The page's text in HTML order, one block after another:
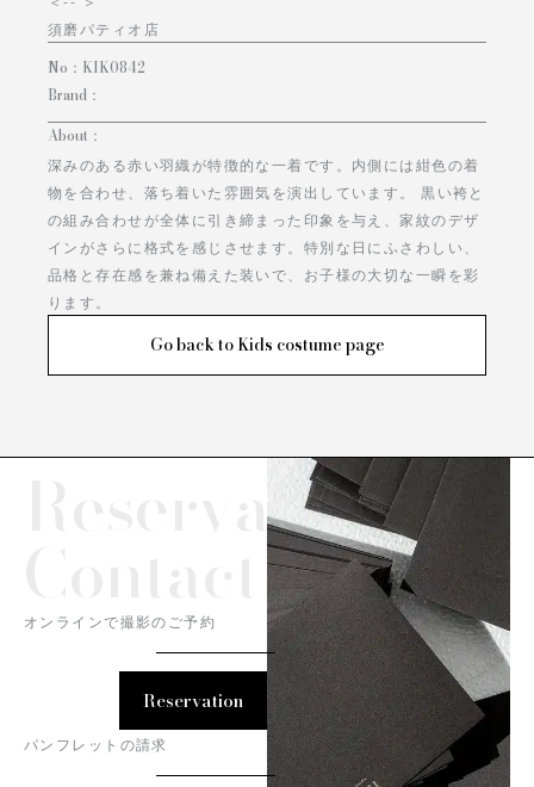
須磨パティオ店
No： KIK0842
Brand：
About：
深みのある赤い羽織が特徴的な一着です。内側には紺色の着
物を合わせ、落ち着いた雰囲気を演出しています。 黒い袴と
の組み合わせが全体に引き締まった印象を与え、家紋のデザ
インがさらに格式を感じさせます。特別な日にふさわしい、
品格と存在感を兼ね備えた装いで、お子様の大切な一瞬を彩
ります。
Go back to Kids costume page
Reservation/
オンラインで撮影のご予約
Reservation
パンフレットの請求